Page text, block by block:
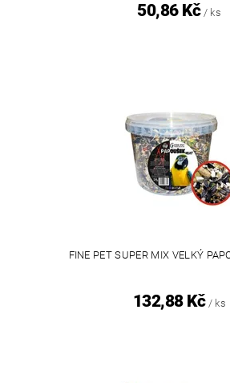
50,86 Kč / ks
FINE PET SUPER MIX VELKÝ
132,88 Kč / ks